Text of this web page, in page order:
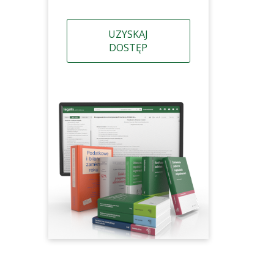
UZYSKAJ
DOSTĘP